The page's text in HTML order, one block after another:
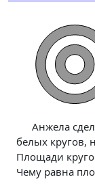
Анжела
белых кругов,
Площади
Чему равна